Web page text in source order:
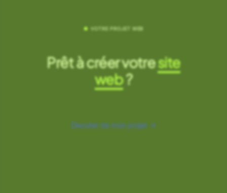
●
Prêt à créer votresite
web?
Discuter de mon projet →